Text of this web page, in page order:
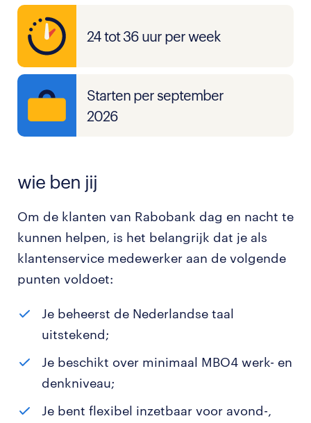
24 tot 36 uur per week
Starten per september
2026
wie ben jij
Om de klanten van Rabobank dag en nacht te
kunnen helpen, is het belangrijk dat je als
klantenservice medewerker aan de volgende
punten voldoet:
Je beheerst de Nederlandse taal
uitstekend;
Je beschikt over minimaal MBO4 werk- en
denkniveau;
Je bent flexibel inzetbaar voor avond-,